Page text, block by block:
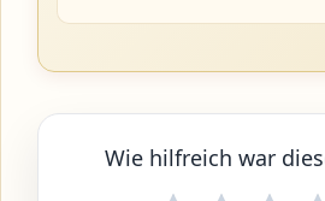
Wie hilfreich war